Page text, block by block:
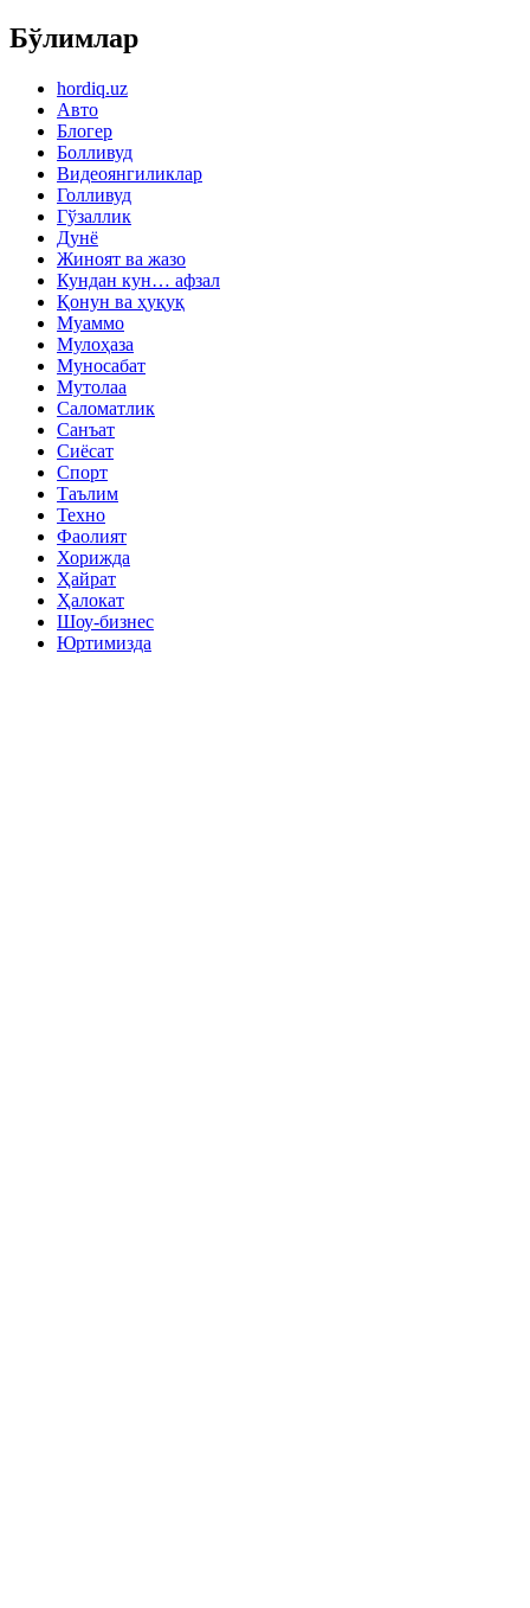
Бўлимлар
hordiq.uz
Авто
Блогер
Болливуд
Видеоянгиликлар
Голливуд
Гўзаллик
Дунё
Жиноят ва жазо
Кундан кун… афзал
Қонун ва ҳуқуқ
Муаммо
Мулоҳаза
Муносабат
Мутолаа
Саломатлик
Санъат
Сиёсат
Спорт
Таълим
Техно
Фаолият
Хорижда
Ҳайрат
Ҳалокат
Шоу-бизнес
Юртимизда